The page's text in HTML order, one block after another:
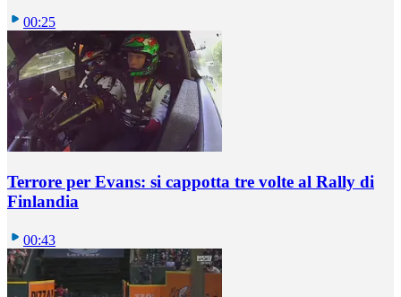
00:25
Terrore per Evans: si cappotta tre volte al Rally di
Finlandia
00:43